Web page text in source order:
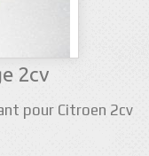
2cv
pour Citroen 2cv